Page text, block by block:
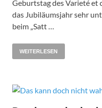
Geburtstag des Varieté et
das Jubiläumsjahr sehr
beim „Satt …
WEITERLESEN